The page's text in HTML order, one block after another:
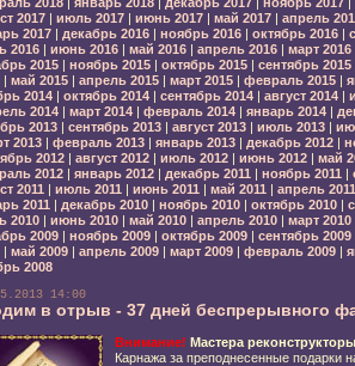
2017| июль 2017| июнь 2017| май 2017| апрель
2017| декабрь 2016| ноябрь 2016| октябрь 2016|
2016| июнь 2016| май 2016| апрель 2016| март 2016
2015| ноябрь 2015| октябрь 2015| сентябрь 2015
| май 2015| апрель 2015| март 2015| февраль 2015|
2014| октябрь 2014| сентябрь 2014| август 2014|
2014| март 2014| февраль 2014| январь 2014|
2013| сентябрь 2013| август 2013| июль 2013|
2013| февраль 2013| январь 2013| декабрь 2012|
2012| август 2012| июль 2012| июнь 2012| май
2012| январь 2012| декабрь 2011 | ноябрь 2011 |
2011 | июль 2011 | июнь 2011 | май 2011 | апрель 2011
2011 | декабрь 2010| ноябрь 2010| октябрь 2010|
2010| июнь 2010| май 2010| апрель 2010| март 2010
2009| ноябрь 2009| октябрь 2009| сентябрь 2009
| май 2009| апрель 2009| март 2009| февраль 2009|
2008
14:00
в отрыв - 37 дней беспрерывного
Внимание! Мастера реконструкторы
Карнажа за преподнесенные подарки